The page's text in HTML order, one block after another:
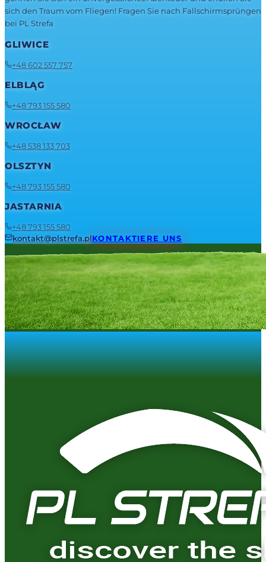
sich den Traum vom Fliegen! Fragen Sie nach Fallschirmsprüngen
bei PL Strefa
GLIWICE
+48 602 557 757
ELBLĄG
+48 793 155 580
WROCŁAW
+48 538 133 703
OLSZTYN
+48 793 155 580
JASTARNIA
+48 793 155 580
kontakt@plstrefa.plKONTAKTIERE UNS